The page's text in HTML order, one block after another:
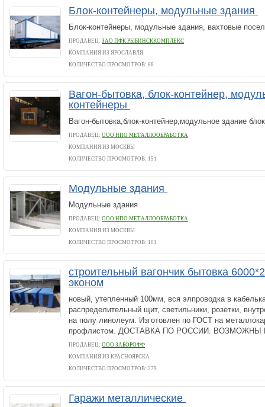
Блок-контейнеры, модульные здания
Блок-контейнеры, модульные здания, вахтовые
ПРОДАВЕЦ: ЗАО ПФК РЫБИНСККОМПЛЕКС
КОМПАНИЯ ИЗ ЯРОСЛАВЛЯ
КОЛИЧЕСТВО ПРОСМОТРОВ: 68
Вагон-бытовка, блок-контейнер,
контейнеры
Вагон-бытовка,блок-контейнер,модульное здание
ПРОДАВЕЦ: ООО НПО МЕТАЛЛООБРАБОТКА
КОМПАНИЯ ИЗ МОСКВЫ
КОЛИЧЕСТВО ПРОСМОТРОВ: 151
Модульные здания
Модульные здания
ПРОДАВЕЦ: ООО НПО МЕТАЛЛООБРАБОТКА
КОМПАНИЯ ИЗ МОСКВЫ
КОЛИЧЕСТВО ПРОСМОТРОВ: 101
строительный вагончик бытовка
эконом
новый, утепленный 100мм, вся элпроводка в
распределительный щит, светильники, розетки,
на полу линолеум. Изготовлен по ГОСТ на
профлистом. ДОСТАВКА ПО РОССИИ. ВОЗМОЖНЫ
ПРОДАВЕЦ: ООО ЗАБОРОФФ
КОМПАНИЯ ИЗ КРАСНОЯРСКА
КОЛИЧЕСТВО ПРОСМОТРОВ: 279
Гаражи металлические